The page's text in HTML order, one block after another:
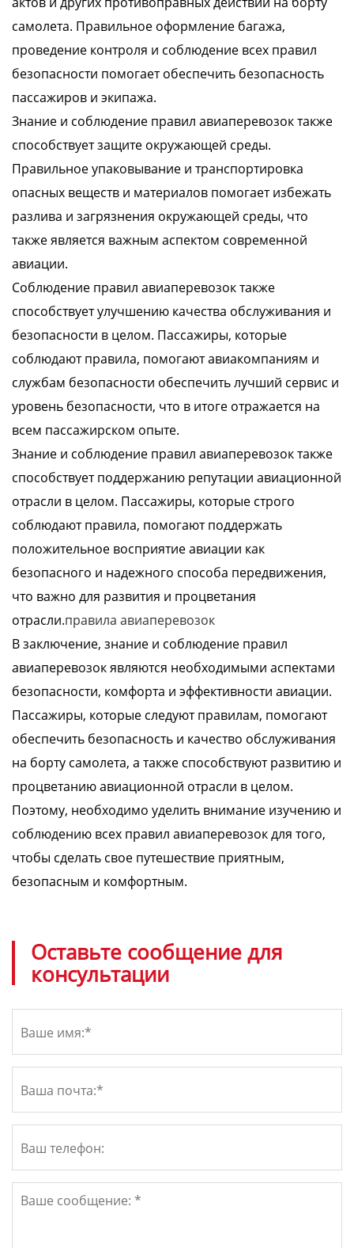
самолета. Правильное оформление багажа,
проведение контроля и соблюдение всех правил
безопасности помогает обеспечить безопасность
пассажиров и экипажа.
Знание и соблюдение правил авиаперевозок также
способствует защите окружающей среды.
Правильное упаковывание и транспортировка
опасных веществ и материалов помогает избежать
разлива и загрязнения окружающей среды, что
также является важным аспектом современной
авиации.
Соблюдение правил авиаперевозок также
способствует улучшению качества обслуживания и
безопасности в целом. Пассажиры, которые
соблюдают правила, помогают авиакомпаниям и
службам безопасности обеспечить лучший сервис и
уровень безопасности, что в итоге отражается на
всем пассажирском опыте.
Знание и соблюдение правил авиаперевозок также
способствует поддержанию репутации авиационной
отрасли в целом. Пассажиры, которые строго
соблюдают правила, помогают поддержать
положительное восприятие авиации как
безопасного и надежного способа передвижения,
что важно для развития и процветания
отрасли.правила авиаперевозок
В заключение, знание и соблюдение правил
авиаперевозок являются необходимыми аспектами
безопасности, комфорта и эффективности авиации.
Пассажиры, которые следуют правилам, помогают
обеспечить безопасность и качество обслуживания
на борту самолета, а также способствуют развитию и
процветанию авиационной отрасли в целом.
Поэтому, необходимо уделить внимание изучению и
соблюдению всех правил авиаперевозок для того,
чтобы сделать свое путешествие приятным,
безопасным и комфортным.
Оставьте сообщение для
консультации